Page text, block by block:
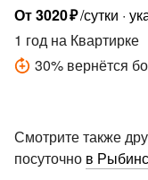
От3020₽/сутки
1 год на Квартирке
30% вернётся
Смотрите также
посуточно в